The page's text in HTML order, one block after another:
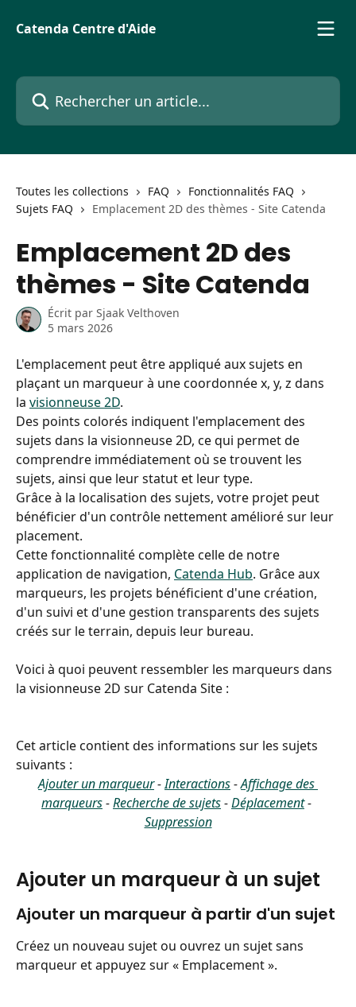
Catenda Centre d'Aide
Rechercher un article...
Toutes les collections FAQ
Fonctionnalités FAQ
Sujets FAQ
Emplacement 2D des thèmes - Site Catenda
Emplacement 2D des
thèmes - Site Catenda
Écrit par Sjaak Velthoven
5 mars 2026
L'emplacement peut être appliqué aux sujets en
plaçant un marqueur à une coordonnée x, y, z dans
la visionneuse 2D.
Des points colorés indiquent l'emplacement des
sujets dans la visionneuse 2D, ce qui permet de
comprendre immédiatement où se trouvent les
sujets, ainsi que leur statut et leur type.
Grâce à la localisation des sujets, votre projet peut
bénéficier d'un contrôle nettement amélioré sur leur
placement.
Cette fonctionnalité complète celle de notre
application de navigation, Catenda Hub. Grâce aux
marqueurs, les projets bénéficient d'une création,
d'un suivi et d'une gestion transparents des sujets
créés sur le terrain, depuis leur bureau.
Voici à quoi peuvent ressembler les marqueurs dans
la visionneuse 2D sur Catenda Site :
Cet article contient des informations sur les sujets
suivants :
Ajouter un marqueur - Interactions - Affichage des
marqueurs - Recherche de sujets - Déplacement -
Suppression
Ajouter un marqueur à un sujet
Ajouter un marqueur à partir d'un sujet
Créez un nouveau sujet ou ouvrez un sujet sans
marqueur et appuyez sur « Emplacement ».